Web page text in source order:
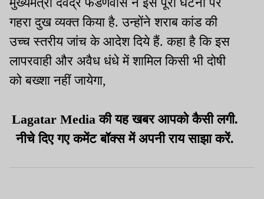
गहरा दुख व्यक्त किया है. उन्होंने शराब कांड की
उच्च स्तरीय जांच के आदेश दिये हैं. कहा है कि इस
लापरवाही और अवैध धंधे में शामिल किसी भी दोषी
को बख्शा नहीं जायेगा,
Lagatar Media की यह खबर आपको कैसी लगी.
नीचे दिए गए कमेंट बॉक्स में अपनी राय साझा करें.